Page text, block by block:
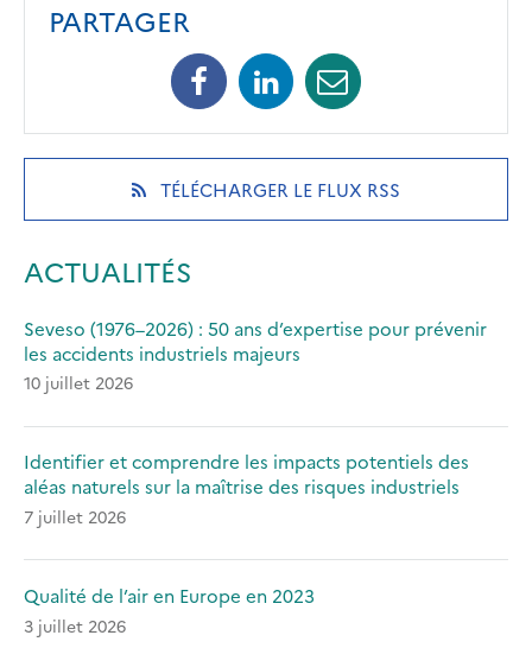
PARTAGER
Facebook
(opens
a
new
tab)
Linkedin
(opens
a
new
tab)
Mail
(opens
a
new
tab)
TÉLÉCHARGER LE FLUX RSS(OPENS
ACTUALITÉS
Seveso (1976–2026) : 50 ans d’expertise pour prévenir
les accidents industriels majeurs
10 juillet 2026
Identifier et comprendre les impacts potentiels des
aléas naturels sur la maîtrise des risques industriels
7 juillet 2026
Qualité de l’air en Europe en 2023
3 juillet 2026